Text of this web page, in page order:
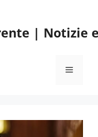
| Notizie
Menu